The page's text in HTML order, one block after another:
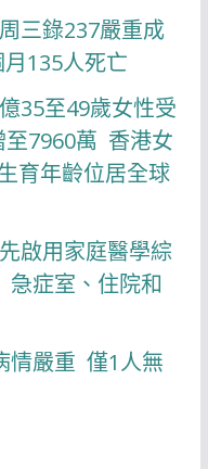
三錄237嚴重成
135人死亡
35至49歲女性受
7960萬 香港女
育年齡位居全球
啟用家庭醫學綜
症室、住院和
情嚴重 僅1人無